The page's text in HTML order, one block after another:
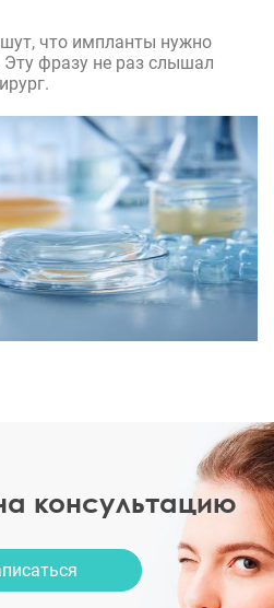
что импланты нужно
фразу не раз слышал
консультацию